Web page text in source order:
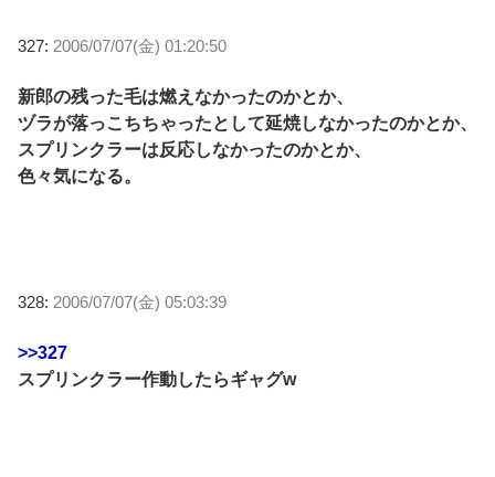
327: 2006/07/07(金) 01:20:50
新郎の残った毛は燃えなかったのかとか、
ヅラが落っこちちゃったとして延焼しなかったのかとか、
スプリンクラーは反応しなかったのかとか、
色々気になる。
328: 2006/07/07(金) 05:03:39
>>327
スプリンクラー作動したらギャグw